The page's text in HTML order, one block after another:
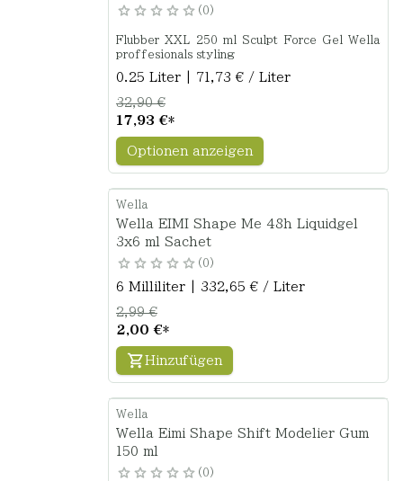
0
Flubber XXL 250 ml Sculpt Force Gel Wella
proffesionals styling
0.25 Liter | 71,73 € / Liter
17,93 €*
32,90 €
Optionen anzeigen
Wella
Wella EIMI Shape Me 48h Liquidgel
3x6 ml Sachet
0
6 Milliliter | 332,65 € / Liter
2,00 €*
2,99 €
Hinzufügen
Wella
Wella Eimi Shape Shift Modelier Gum
150 ml
0